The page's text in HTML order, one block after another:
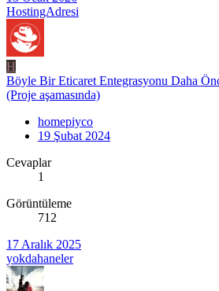
HostingAdresi
H
Böyle Bir Eticaret Entegrasyonu Daha
(Proje aşamasında)
homepiyco
19 Şubat 2024
Cevaplar
1
Görüntüleme
712
17 Aralık 2025
yokdahaneler